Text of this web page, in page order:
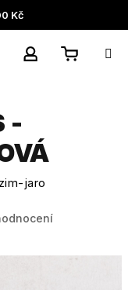
Kč
-
jaro